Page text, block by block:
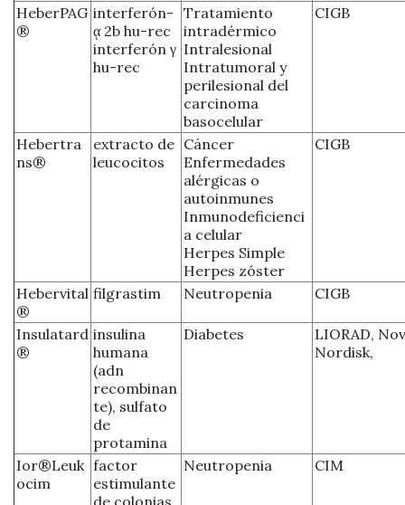
HeberPAG
®
interferón-
ᾳ 2b hu-rec
interferón γ
hu-rec
Tratamiento
intradérmico
Intralesional
Intratumoral y
perilesional del
carcinoma
basocelular
CIGB
Hebertra
ns®
extracto de
leucocitos
Cáncer
Enfermedades
alérgicas o
autoinmunes
Inmunodeficienci
a celular
Herpes Simple
Herpes zóster
CIGB
Hebervital
®
filgrastim Neutropenia CIGB
Insulatard
®
insulina
humana
(adn
recombinan
te), sulfato
de
protamina
Diabetes
LIORAD,
Nordisk,
Ior®Leuk
ocim
factor
estimulante
de colonias
Neutropenia CIM